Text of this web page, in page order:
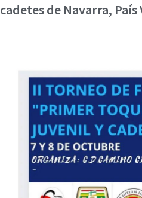
cadetes de Navarra, País